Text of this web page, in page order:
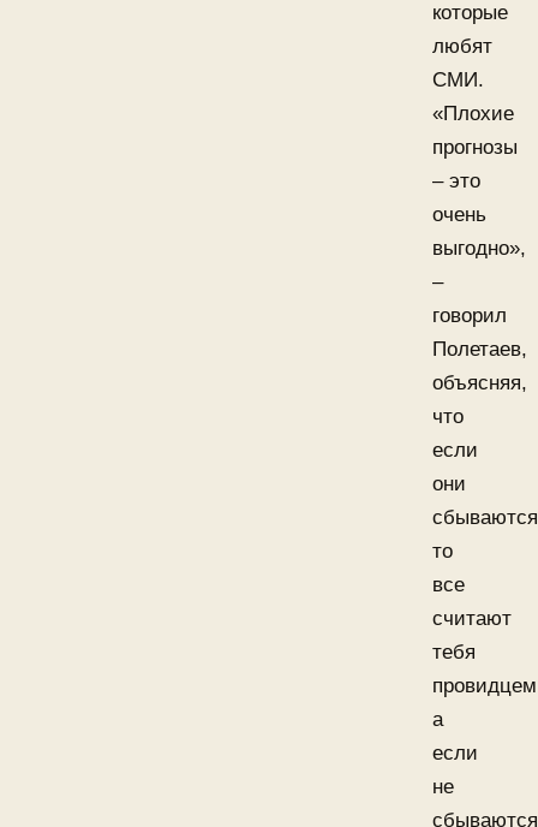
которые
любят
СМИ.
«Плохие
прогнозы
– это
очень
выгодно»,
–
говорил
Полетаев,
объясняя,
что
если
они
то
все
считают
тебя
а
если
не